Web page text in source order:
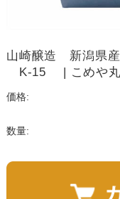
山崎醸造 新潟県
K-15 | こめや
価格:
数量: